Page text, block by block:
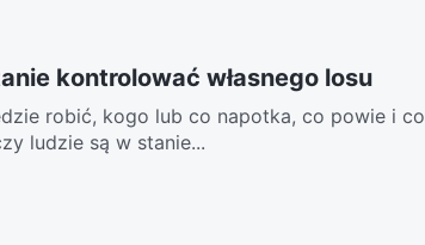
kontrolować własnego losu
robić, kogo lub co napotka, co powie i co
ludzie są w stanie...